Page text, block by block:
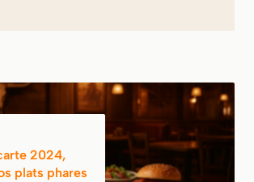
2024,
plats phares